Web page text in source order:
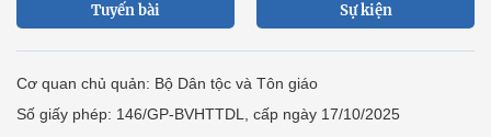
Tuyến bài Sự kiện
Cơ quan chủ quản: Bộ Dân tộc và Tôn giáo
Số giấy phép: 146/GP-BVHTTDL, cấp ngày 17/10/2025